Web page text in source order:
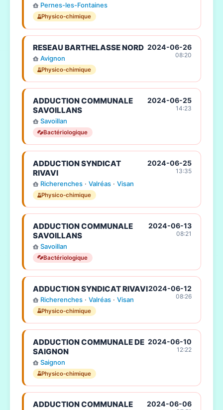
Pernes-les-Fontaines
Physico-chimique
RESEAU BARTHELASSE NORD
Avignon
Physico-chimique
2024-06-26
08:20
ADDUCTION COMMUNALE
SAVOILLANS
Savoillan
Bactériologique
2024-06-25
14:23
ADDUCTION SYNDICAT
RIVAVI
Richerenches· Valréas· Visan
Physico-chimique
2024-06-25
13:35
ADDUCTION COMMUNALE
SAVOILLANS
Savoillan
Bactériologique
2024-06-13
08:21
ADDUCTION SYNDICAT RIVAVI
Richerenches· Valréas· Visan
Physico-chimique
2024-06-12
08:26
ADDUCTION COMMUNALE DE
SAIGNON
Saignon
Physico-chimique
2024-06-10
12:22
ADDUCTION COMMUNALE
2024-06-06